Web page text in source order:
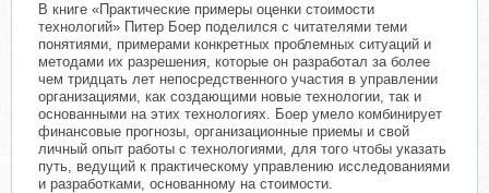
В книге «Практические примеры оценки стоимости
технологий» Питер Боер поделился с читателями теми
понятиями, примерами конкретных проблемных ситуаций и
методами их разрешения, которые он разработал за более
чем тридцать лет непосредственного участия в управлении
организациями, как создающими новые технологии, так и
основанными на этих технологиях. Боер умело комбинирует
финансовые прогнозы, организационные приемы и свой
личный опыт работы с технологиями, для того чтобы указать
путь, ведущий к практическому управлению исследованиями
и разработками, основанному на стоимости.